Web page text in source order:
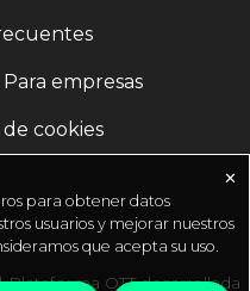
empresas
cookies
OTT desarrollada
✕
para obtener datos
usuarios y mejorar nuestros
que acepta su uso.